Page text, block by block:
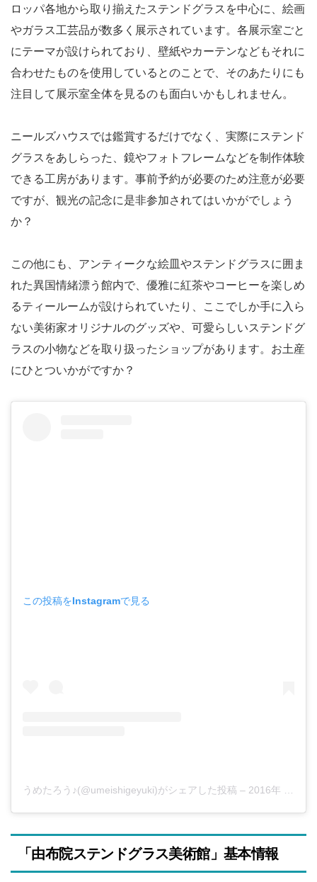
ロッパ各地から取り揃えたステンドグラスを中心に、絵画
やガラス工芸品が数多く展示されています。各展示室ごと
にテーマが設けられており、壁紙やカーテンなどもそれに
合わせたものを使用しているとのことで、そのあたりにも
注目して展示室全体を見るのも面白いかもしれません。
ニールズハウスでは鑑賞するだけでなく、実際にステンド
グラスをあしらった、鏡やフォトフレームなどを制作体験
できる工房があります。事前予約が必要のため注意が必要
ですが、観光の記念に是非参加されてはいかがでしょう
か？
この他にも、アンティークな絵皿やステンドグラスに囲ま
れた異国情緒漂う館内で、優雅に紅茶やコーヒーを楽しめ
るティールームが設けられていたり、ここでしか手に入ら
ない美術家オリジナルのグッズや、可愛らしいステンドグ
ラスの小物などを取り扱ったショップがあります。お土産
にひとついかがですか？
この投稿をInstagramで見る
うめたろう♪(@umeishigeyuki)がシェアした投稿 – 2016年 3月月19日午後3時29分PDT
「由布院ステンドグラス美術館」基本情報